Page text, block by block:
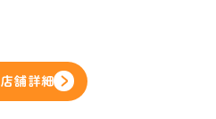
店舗詳細